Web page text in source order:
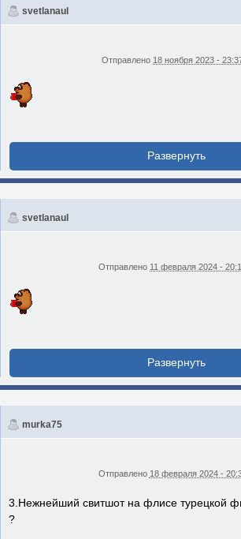
svetlanaul
Отправлено 18 ноября 2023 -
svetlanaul
Отправлено 11 февраля 2024 -
murka75
Отправлено 18 февраля 2024 -
3.Нeжнeйший свитшoт на флисе турeцкой
?